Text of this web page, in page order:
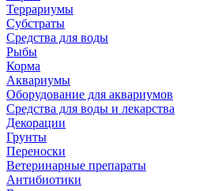
Террариумы
Субстраты
Средства для воды
Рыбы
Корма
Аквариумы
Оборудование для аквариумов
Средства для воды и лекарства
Декорации
Грунты
Переноски
Ветеринарные препараты
Антибиотики